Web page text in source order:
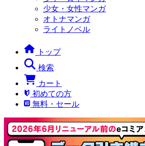
少女・女性マンガ
オトナマンガ
ライトノベル
トップ
検索
カート
初めての方
無料・セール